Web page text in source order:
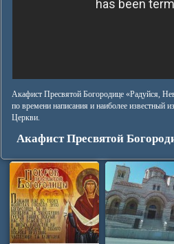
Акафист Пресвятой Богородице «Радуйся,
по времени написания и наиболее известный
Церкви.
Акафист Пресвятой